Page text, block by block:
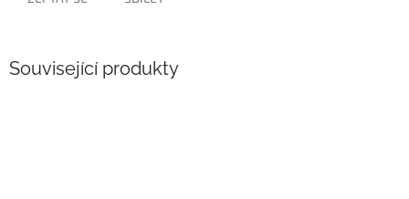
Související produkty